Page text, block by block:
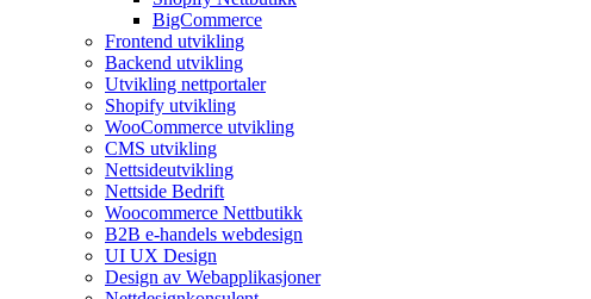
BigCommerce
Frontend utvikling
Backend utvikling
Utvikling nettportaler
Shopify utvikling
WooCommerce utvikling
CMS utvikling
Nettsideutvikling
Nettside Bedrift
Woocommerce Nettbutikk
B2B e-handels webdesign
UI UX Design
Design av Webapplikasjoner